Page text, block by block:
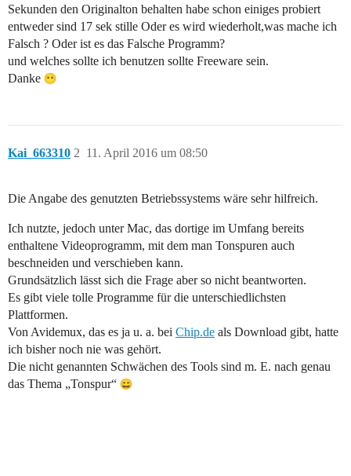
Sekunden den Originalton behalten habe schon einiges probiert
entweder sind 17 sek stille Oder es wird wiederholt,was mache ich
Falsch ? Oder ist es das Falsche Programm?
und welches sollte ich benutzen sollte Freeware sein.
Danke
Kai_663310 11. April 2016 um 08:50
2
Die Angabe des genutzten Betriebssystems wäre sehr hilfreich.
Ich nutzte, jedoch unter Mac, das dortige im Umfang bereits
enthaltene Videoprogramm, mit dem man Tonspuren auch
beschneiden und verschieben kann.
Grundsätzlich lässt sich die Frage aber so nicht beantworten.
Es gibt viele tolle Programme für die unterschiedlichsten
Plattformen.
Von Avidemux, das es ja u. a. bei Chip.de als Download gibt, hatte
ich bisher noch nie was gehört.
Die nicht genannten Schwächen des Tools sind m. E. nach genau
das Thema „Tonspur“